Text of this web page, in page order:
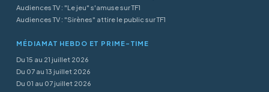
Audiences TV : "Le jeu" s'amuse sur TF1
Audiences TV : "Sirènes" attire le public sur TF1
MÉDIAMAT HEBDO ET PRIME-TIME
Du 15 au 21 juillet 2026
Du 07 au 13 juillet 2026
Du 01 au 07 juillet 2026